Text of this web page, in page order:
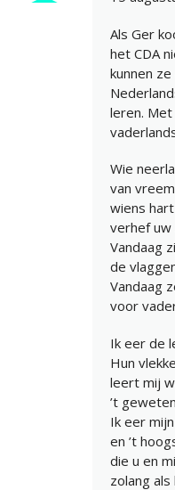
Als Ger
het CDA
kunnen
leren.
Wie
van
wiens
verhef uw
Vandaag
de
Vandaag
voor
Ik eer de
Hun
leert mij
’t
Ik eer
en ’t
die u en
zolang